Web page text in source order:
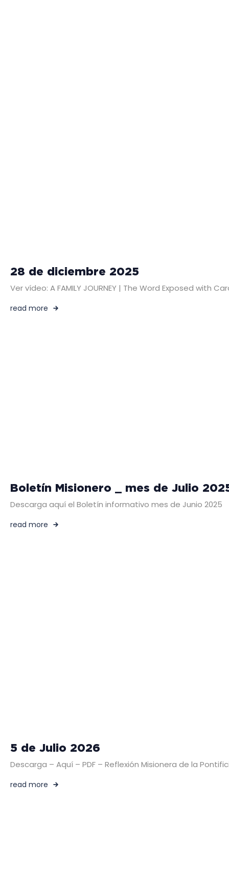
28 de diciembre 2025
Ver vídeo: A FAMILY JOURNEY | The Word Exposed
read more
Boletín Misionero _ mes de Julio
Descarga aquí el Boletín informativo mes de Junio 2025
read more
5 de Julio 2026
Descarga – Aquí – PDF – Reflexión Misionera de la
read more